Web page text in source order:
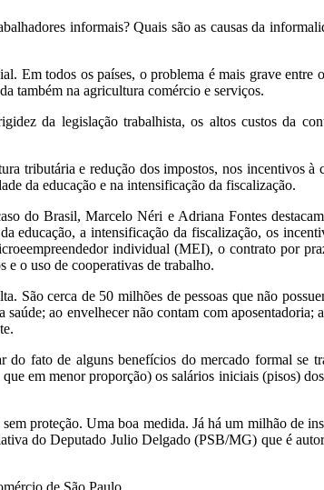
informais? Quais são as causas da
Em todos os países, o problema é mais grave entre
também na agricultura comércio e serviços.
da legislação trabalhista, os altos custos da
tributária e redução dos impostos, nos incentivos à
da educação e na intensificação da fiscalização.
do Brasil, Marcelo Néri e Adriana Fontes
educação, a intensificação da fiscalização, os
individual (MEI), o contrato por
e o uso de cooperativas de trabalho.
São cerca de 50 milhões de pessoas que não
ao envelhecer não contam com aposentadoria;
do fato de alguns benefícios do mercado formal se
em menor proporção) os salários iniciais (pisos)
proteção. Uma boa medida. Já há um milhão de
do Deputado Julio Delgado (PSB/MG) que é
de São Paulo.